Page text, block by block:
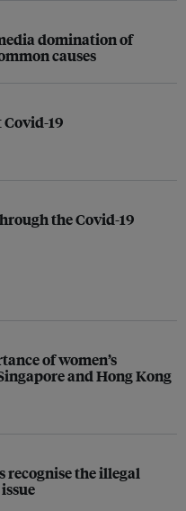
domination of
causes
19
the Covid-19
of women’s
and Hong Kong
recognise the illegal